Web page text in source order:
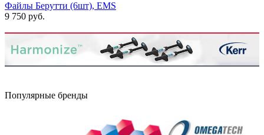
Файлы Берутти (6шт), EMS
9 750 руб.
Популярные бренды